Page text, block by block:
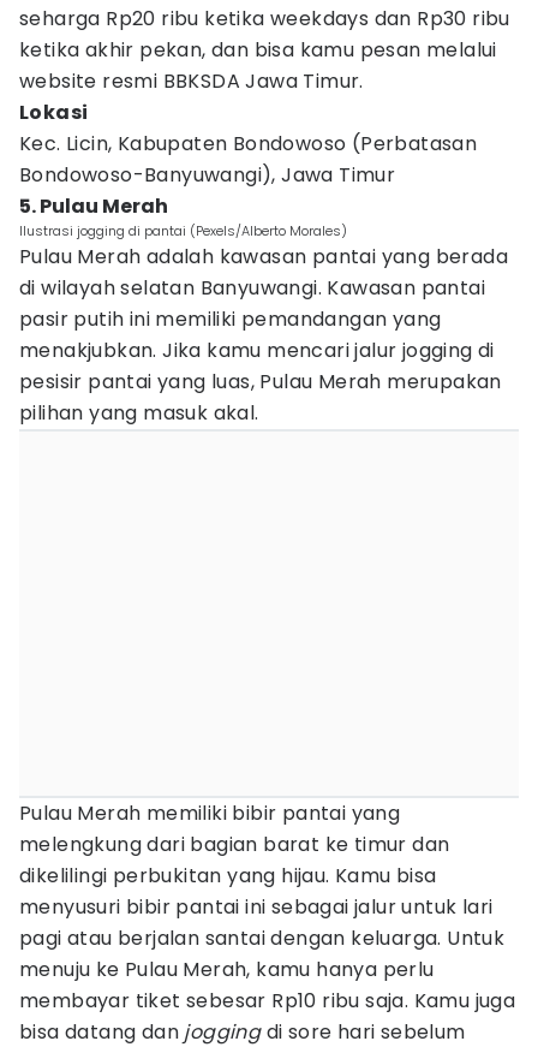
seharga Rp20 ribu ketika weekdays dan Rp30 ribu
ketika akhir pekan, dan bisa kamu pesan melalui
website resmi BBKSDA Jawa Timur.
Lokasi
Kec. Licin, Kabupaten Bondowoso (Perbatasan
Bondowoso-Banyuwangi), Jawa Timur
5. Pulau Merah
Ilustrasi jogging di pantai (Pexels/Alberto Morales)
Pulau Merah adalah kawasan pantai yang berada
di wilayah selatan Banyuwangi. Kawasan pantai
pasir putih ini memiliki pemandangan yang
menakjubkan. Jika kamu mencari jalur jogging di
pesisir pantai yang luas, Pulau Merah merupakan
pilihan yang masuk akal.
Pulau Merah memiliki bibir pantai yang
melengkung dari bagian barat ke timur dan
dikelilingi perbukitan yang hijau. Kamu bisa
menyusuri bibir pantai ini sebagai jalur untuk lari
pagi atau berjalan santai dengan keluarga. Untuk
menuju ke Pulau Merah, kamu hanya perlu
membayar tiket sebesar Rp10 ribu saja. Kamu juga
bisa datang dan joggingdi sore hari sebelum